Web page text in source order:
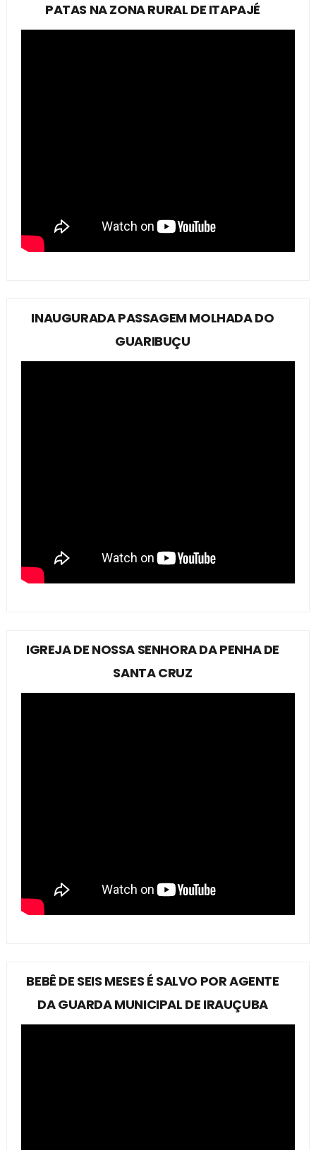
PATAS NA ZONA RURAL DE ITAPAJÉ
INAUGURADA PASSAGEM MOLHADA DO
GUARIBUÇU
IGREJA DE NOSSA SENHORA DA PENHA DE
SANTA CRUZ
BEBÊ DE SEIS MESES É SALVO POR AGENTE
DA GUARDA MUNICIPAL DE IRAUÇUBA